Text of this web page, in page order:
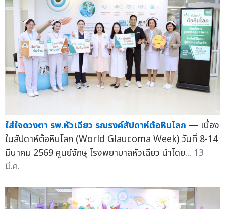
ใส่ใจดวงตา รพ.หัวเฉียว รณรงค์สัปดาห์ต้อหินโลก — เนื่อง
ในสัปดาห์ต้อหินโลก (World Glaucoma Week) วันที่ 8-14
มีนาคม 2569 ศูนย์จักษุ โรงพยาบาลหัวเฉียว นำโดย... 13
มี.ค.